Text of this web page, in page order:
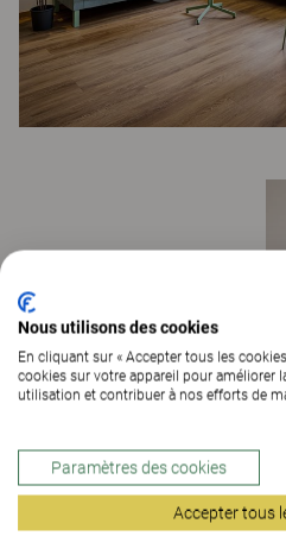
Nous utilisons des cookies
En cliquant sur « Accepter tous les
cookies sur votre appareil pour améliorer
utilisation et contribuer à nos efforts de
Paramètres des cookies
Accepter tous